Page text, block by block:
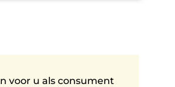
voor u als consument